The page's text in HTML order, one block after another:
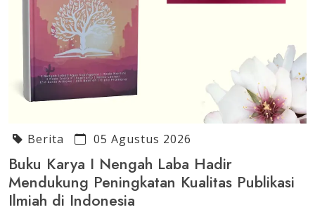
Berita 05 Agustus 2026
Buku Karya I Nengah Laba Hadir
Mendukung Peningkatan Kualitas Publikasi
Ilmiah di Indonesia